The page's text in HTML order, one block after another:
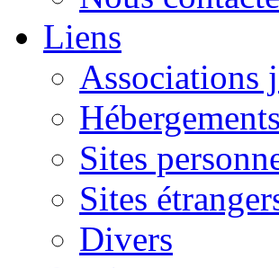
Liens
Associations
Sites
Sites
Divers